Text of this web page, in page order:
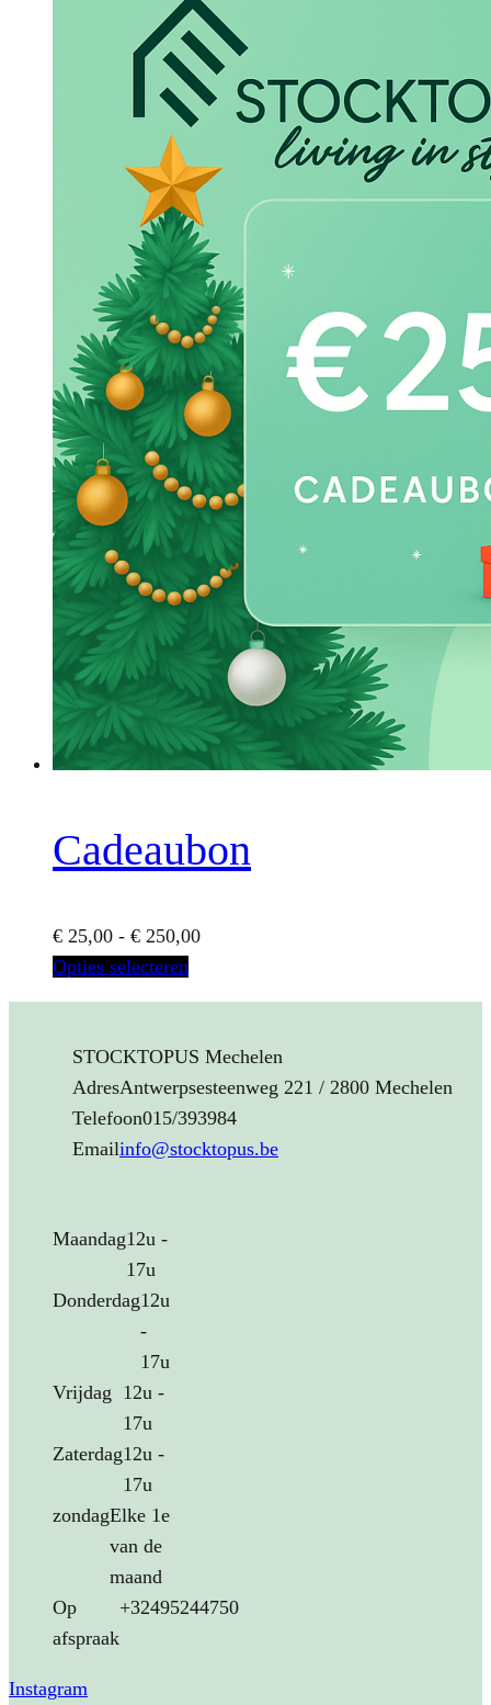
Cadeaubon
€ 25,00 - € 250,00Prijsklasse:
Opties selecteren
meerdere
variaties.
Deze
optie
STOCKTOPUS Mechelen
AdresAntwerpsesteenweg 221 / 2800 Mechelen
Telefoon015/393984
Emailinfo@stocktopus.be
Maandag12u -
17u
Donderdag12u
-
17u
Vrijdag 12u -
17u
Zaterdag12u -
17u
zondagElke 1e
van de
maand
Op
afspraak
+32495244750
Instagram